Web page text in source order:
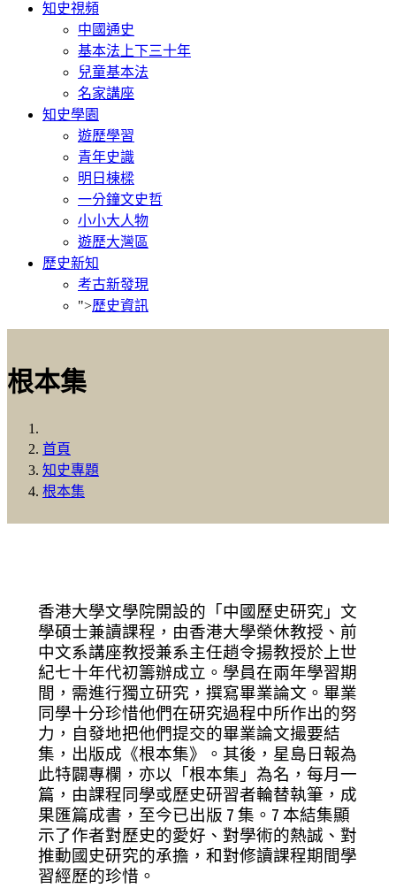
知史視頻
中國通史
基本法上下三十年
兒童基本法
名家講座
知史學園
遊歷學習
青年史識
明日棟樑
一分鐘文史哲
小小大人物
遊歷大灣區
歷史新知
考古新發現
">歷史資訊
根本集
首頁
知史專題
根本集
香港大學文學院開設的「中國歷史研究」文
學碩士兼讀課程，由香港大學榮休教授、前
中文系講座教授兼系主任趙令揚教授於上世
紀七十年代初籌辦成立。學員在兩年學習期
間，需進行獨立研究，撰寫畢業論文。畢業
同學十分珍惜他們在研究過程中所作出的努
力，自發地把他們提交的畢業論文撮要結
集，出版成《根本集》。其後，星島日報為
此特闢專欄，亦以「根本集」為名，每月一
篇，由課程同學或歷史研習者輪替執筆，成
果匯篇成書，至今已出版 7 集。7 本結集顯
示了作者對歷史的愛好、對學術的熱誠、對
推動國史研究的承擔，和對修讀課程期間學
習經歷的珍惜。